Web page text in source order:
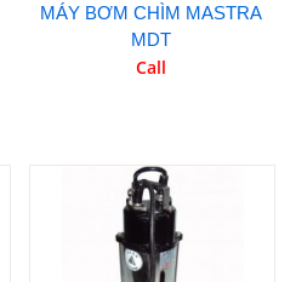
MÁY BƠM CHÌM MASTRA
MDT
Call